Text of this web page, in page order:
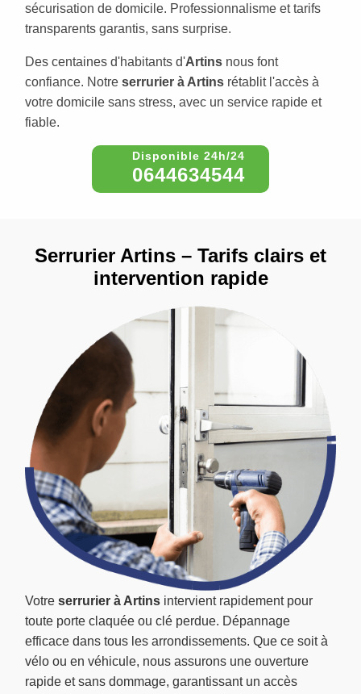
sécurisation de domicile. Professionnalisme et tarifs
transparents garantis, sans surprise.
Des centaines d'habitants d'Artins nous font
confiance. Notre serrurier à Artins rétablit l'accès à
votre domicile sans stress, avec un service rapide et
fiable.
0644634544
Votre serrurier à Artins intervient rapidement pour
toute porte claquée ou clé perdue. Dépannage
efficace dans tous les arrondissements. Que ce soit à
vélo ou en véhicule, nous assurons une ouverture
rapide et sans dommage, garantissant un accès
Serrurier Artins – Tarifs clairs et
intervention rapide